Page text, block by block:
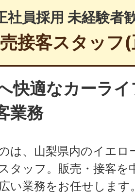
・店長
月収40万
円)
富店 中央市山之
店
1445-1
吉田店
富士吉田市
3
社員採用 未経験者
接客スタッフ(
快適なカーラ
業務
は、山梨県内のイエロ
タッフ。販売・接客を
い業務をお任せします